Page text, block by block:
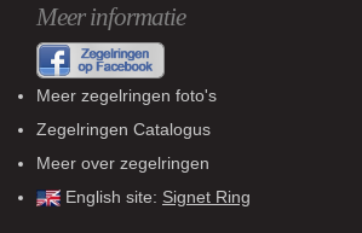
Meer informatie
Meer zegelringen foto's
Zegelringen Catalogus
Meer over zegelringen
English site: Signet Ring